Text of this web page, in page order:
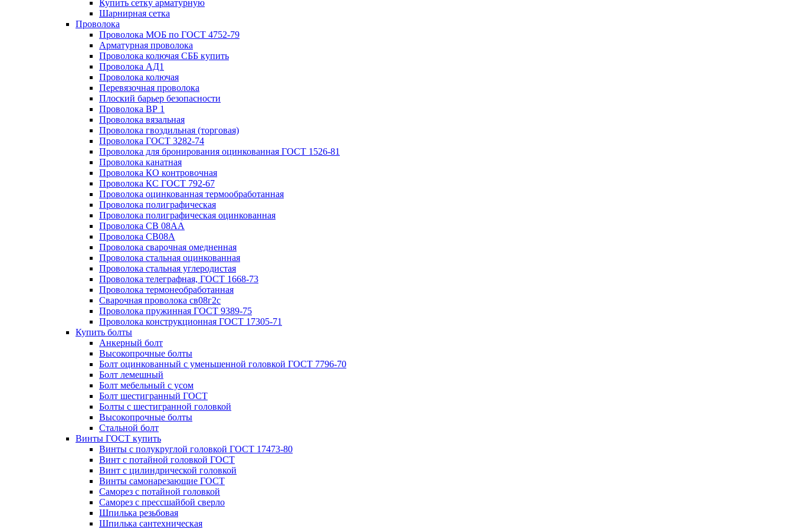
Купить сетку арматурную
Шарнирная сетка
Проволока
Проволока МОБ по ГОСТ 4752-79
Арматурная проволока
Проволока колючая СББ купить
Проволока АД1
Проволока колючая
Перевязочная проволока
Плоский барьер безопасности
Проволока ВР 1
Проволока вязальная
Проволока гвоздильная (торговая)
Проволока ГОСТ 3282-74
Проволока для бронирования оцинкованная ГОСТ 1526-81
Проволока канатная
Проволока КО контровочная
Проволока КС ГОСТ 792-67
Проволока оцинкованная термообработанная
Проволока полиграфическая
Проволока полиграфическая оцинкованная
Проволока СВ 08АА
Проволока СВ08А
Проволока сварочная омедненная
Проволока стальная оцинкованная
Проволока стальная углеродистая
Проволока телеграфная, ГОСТ 1668-73
Проволока термонеобработанная
Сварочная проволока св08г2с
Проволока пружинная ГОСТ 9389-75
Проволока конструкционная ГОСТ 17305-71
Купить болты
Анкерный болт
Высокопрочные болты
Болт оцинкованный с уменьшенной головкой ГОСТ 7796-70
Болт лемешный
Болт мебельный с усом
Болт шестигранный ГОСТ
Болты с шестигранной головкой
Высокопрочные болты
Стальной болт
Винты ГОСТ купить
Винты с полукруглой головкой ГОСТ 17473-80
Винт с потайной головкой ГОСТ
Винт с цилиндрической головкой
Винты самонарезающие ГОСТ
Саморез с потайной головкой
Саморез с прессшайбой сверло
Шпилька резьбовая
Шпилька сантехническая